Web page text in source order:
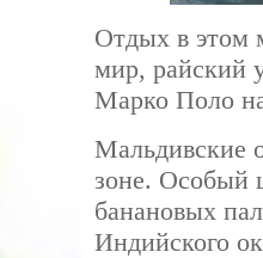
Отдых в этом
мир, райский
Марко Поло
Мальдивские
зоне. Особый
банановых
Индийского